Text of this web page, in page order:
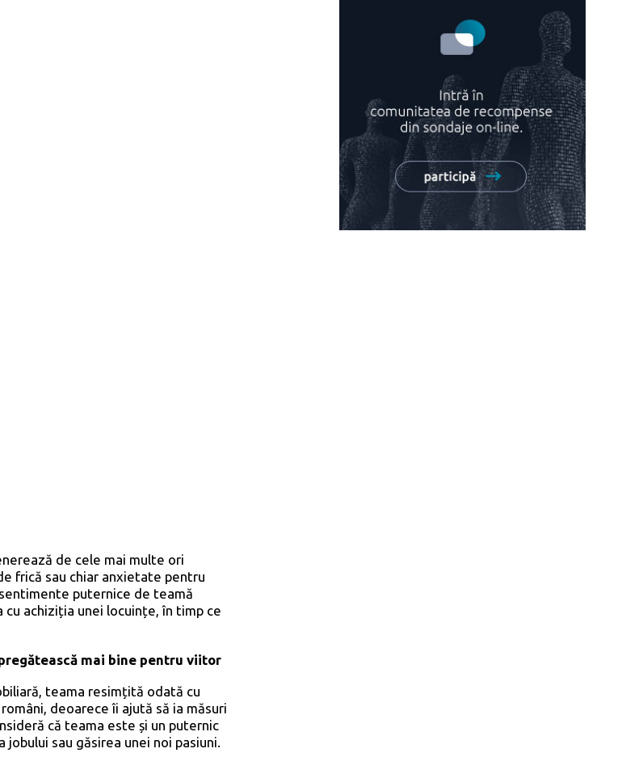
de cele mai multe ori
frică sau chiar anxietate pentru
puternice de teamă
achiziția unei locuințe, în timp ce
mai bine pentru viitor
teama resimțită odată cu
deoarece îi ajută să ia măsuri
că teama este și un puternic
sau găsirea unei noi pasiuni.